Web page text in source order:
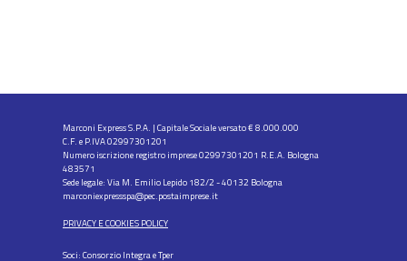
Marconi Express S.P.A. | Capitale Sociale versato € 8.000.000
C.F. e P.IVA 02997301201
Numero iscrizione registro imprese 02997301201 R.E.A. Bologna
483571
Sede legale: Via M. Emilio Lepido 182/2 - 40132 Bologna
marconiexpressspa@pec.postaimprese.it
PRIVACY E COOKIES POLICY
Soci: Consorzio Integra e Tper